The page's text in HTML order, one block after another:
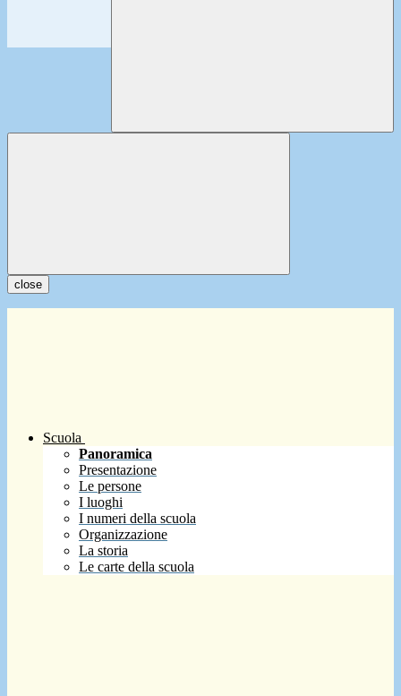
close
Scuola
Panoramica
Presentazione
Le persone
I luoghi
I numeri della scuola
Organizzazione
La storia
Le carte della scuola